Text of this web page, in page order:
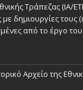
Τράπεζας (ΙΑ/
δημιουργίες τους
από το έργο
Αρχείο της